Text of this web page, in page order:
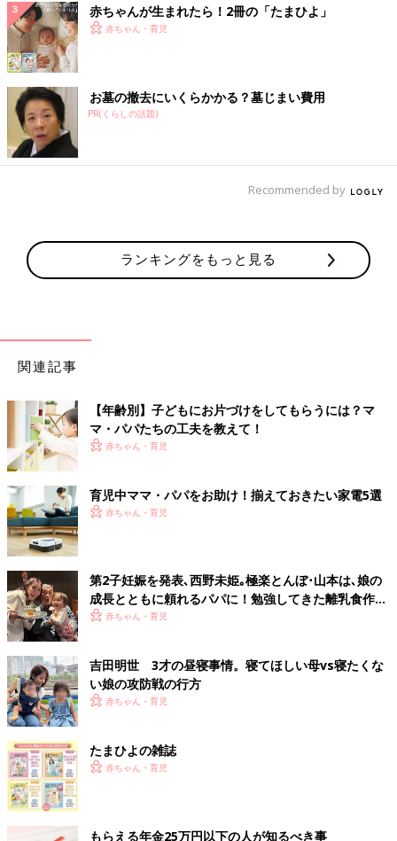
赤ちゃんが生まれたら！2冊の「たまひよ」
赤ちゃん・育児
お墓の撤去にいくらかかる？墓じまい費用
PR(くらしの話題)
Recommended by
ランキングをもっと見る
関連記事
【年齢別】子どもにお片づけをしてもらうには？マ
マ・パパたちの工夫を教えて！
赤ちゃん・育児
育児中ママ・パパをお助け！揃えておきたい家電5選
赤ちゃん・育児
第2子妊娠を発表､西野未姫｡極楽とんぼ･山本は､娘の
成長とともに頼れるパパに！勉強してきた離乳食作り
は､娘の食べむらに悪戦苦闘･･･
赤ちゃん・育児
吉田明世 3才の昼寝事情。寝てほしい母vs寝たくな
い娘の攻防戦の行方
赤ちゃん・育児
たまひよの雑誌
赤ちゃん・育児
もらえる年金25万円以下の人が知るべき事